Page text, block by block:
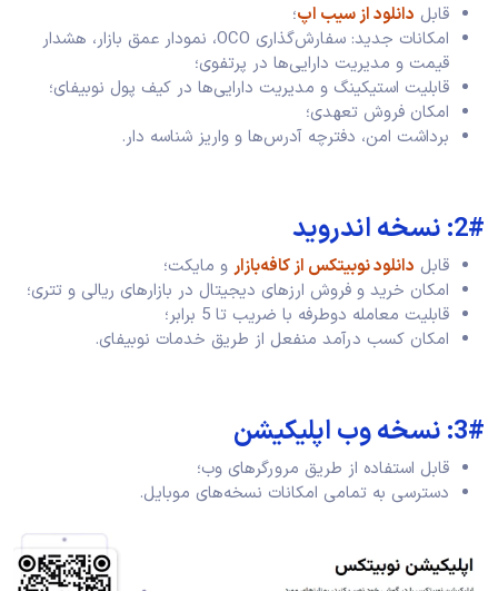
قابل دانلود از سیب ‌اپ؛
امکانات جدید: سفارش‌گذاری OCO، نمودار عمق بازار، هشدار
قیمت و مدیریت دارایی‌ها در پرتفوی؛
قابلیت استیکینگ و مدیریت دارایی‌ها در کیف پول نوبیفای؛
امکان فروش تعهدی؛
برداشت امن، دفترچه آدرس‌ها و واریز شناسه ‌دار.
2#: نسخه اندروید
قابل دانلود نوبیتکس از کافه‌بازار و مایکت؛
امکان خرید و فروش ارزهای دیجیتال در بازارهای ریالی و تتری؛
قابلیت معامله دوطرفه با ضریب تا 5 برابر؛
امکان کسب درآمد منفعل از طریق خدمات نوبیفای.
3#: نسخه وب اپلیکیشن
قابل استفاده از طریق مرورگرهای وب؛
دسترسی به تمامی امکانات نسخه‌های موبایل.